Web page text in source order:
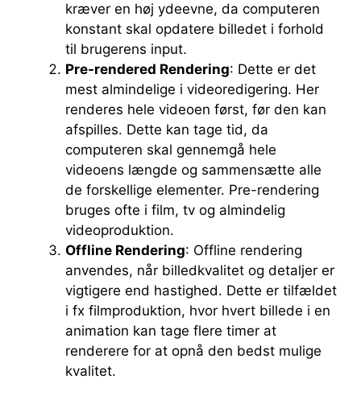
kræver en høj ydeevne, da computeren
konstant skal opdatere billedet i forhold
til brugerens input.
Pre-rendered Rendering: Dette er det
mest almindelige i videoredigering. Her
renderes hele videoen først, før den kan
afspilles. Dette kan tage tid, da
computeren skal gennemgå hele
videoens længde og sammensætte alle
de forskellige elementer. Pre-rendering
bruges ofte i film, tv og almindelig
videoproduktion.
Offline Rendering: Offline rendering
anvendes, når billedkvalitet og detaljer er
vigtigere end hastighed. Dette er tilfældet
i fx filmproduktion, hvor hvert billede i en
animation kan tage flere timer at
renderere for at opnå den bedst mulige
kvalitet.